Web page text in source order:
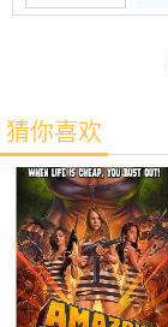
猜你喜欢